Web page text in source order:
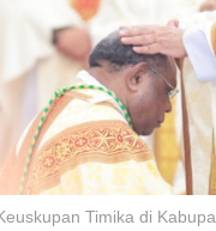
Timika di